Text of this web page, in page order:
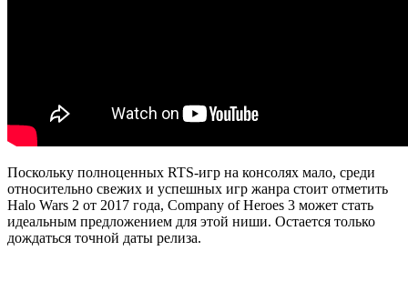
Поскольку полноценных RTS-игр на консолях мало, среди
относительно свежих и успешных игр жанра стоит отметить
Halo Wars 2 от 2017 года, Company of Heroes 3 может стать
идеальным предложением для этой ниши. Остается только
дождаться точной даты релиза.